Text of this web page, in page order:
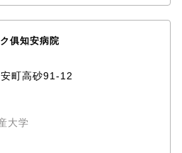
俱知安病院
町高砂91-12
大学